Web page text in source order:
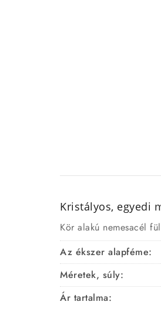
Kristályos, egyedi
Kör alakú nemesacél
Az ékszer alapféme:
Méretek, súly:
Ár tartalma: